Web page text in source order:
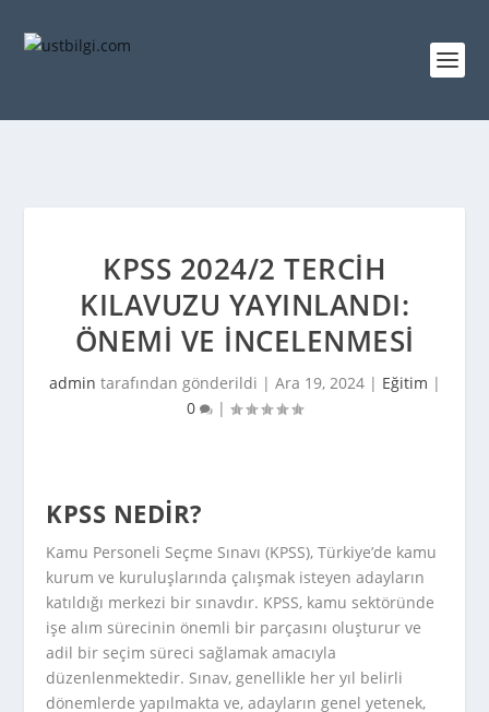
KPSS 2024/2 TERCIH
KILAVUZU YAYINLANDI:
ÖNEMI VE İNCELENMESI
admin tarafından gönderildi | Ara 19, 2024| Eğitim |
0
|
KPSS NEDIR?
Kamu Personeli Seçme Sınavı (KPSS), Türkiye’de kamu
kurum ve kuruluşlarında çalışmak isteyen adayların
katıldığı merkezi bir sınavdır. KPSS, kamu sektöründe
işe alım sürecinin önemli bir parçasını oluşturur ve
adil bir seçim süreci sağlamak amacıyla
düzenlenmektedir. Sınav, genellikle her yıl belirli
dönemlerde yapılmakta ve, adayların genel yetenek,